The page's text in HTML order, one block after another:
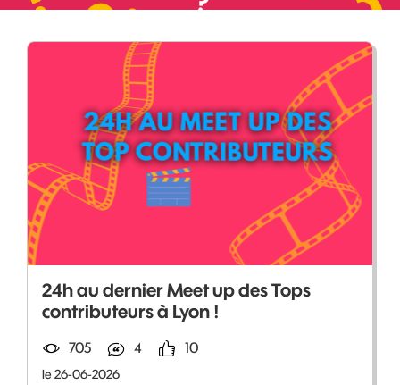
24h au dernier Meet up des Tops
contributeurs à Lyon !
705 4 10
le 26-06-2026